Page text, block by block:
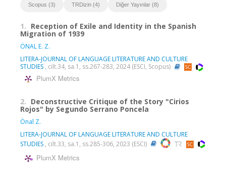
Scopus (3) TRDizin (4) Diğer Yayınlar (8)
1. Reception of Exile and Identity in the Spanish
Migration of 1939
ÖNAL E. Z.
LITERA-JOURNAL OF LANGUAGE LITERATURE AND CULTURE
STUDIES , cilt.34, sa.1, ss.267-283, 2024 (ESCI, Scopus)
PlumX Metrics
2. Deconstructive Critique of the Story "Cirios
Rojos" by Segundo Serrano Poncela
Önal Z.
LITERA-JOURNAL OF LANGUAGE LITERATURE AND CULTURE
STUDIES , cilt.33, sa.1, ss.285-306, 2023 (ESCI)
PlumX Metrics